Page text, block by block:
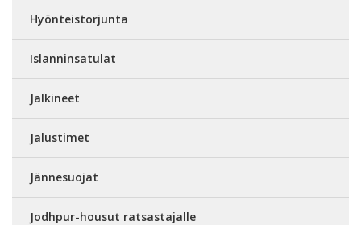
Hyönteistorjunta
Islanninsatulat
Jalkineet
Jalustimet
Jännesuojat
Jodhpur-housut ratsastajalle